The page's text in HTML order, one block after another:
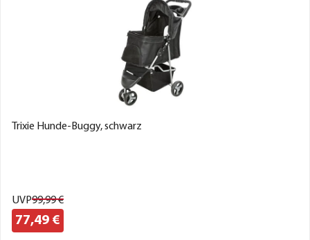
Trixie Hunde-Buggy, schwarz
UVP99,99€
77,49 €